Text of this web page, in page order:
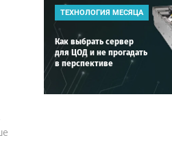
ТЕХНОЛОГИЯ МЕСЯЦА
Как выбрать сервер
для ЦОД и не прогадать
в перспективе